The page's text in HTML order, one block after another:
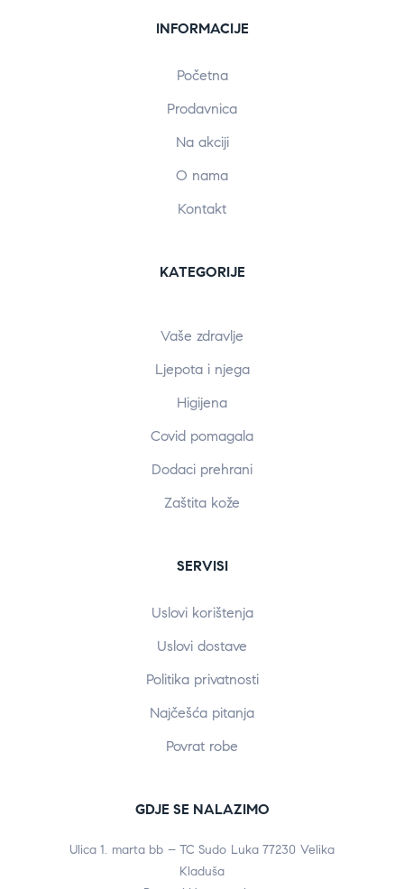
INFORMACIJE
Početna
Prodavnica
Na akciji
O nama
Kontakt
KATEGORIJE
Vaše zdravlje
Ljepota i njega
Higijena
Covid pomagala
Dodaci prehrani
Zaštita kože
SERVISI
Uslovi korištenja
Uslovi dostave
Politika privatnosti
Najčešća pitanja
Povrat robe
GDJE SE NALAZIMO
Ulica 1. marta bb – TC Sudo Luka 77230 Velika
Kladuša